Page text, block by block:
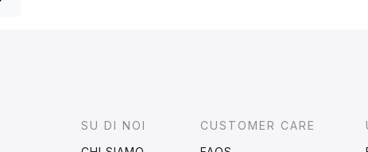
Footer
SU DI NOI
CUSTOMER CARE